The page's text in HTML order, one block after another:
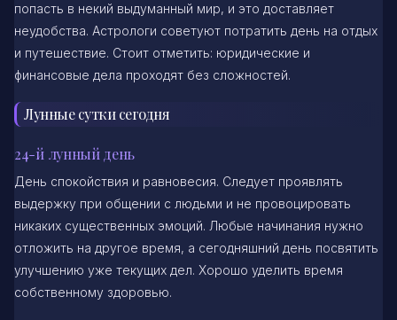
попасть в некий выдуманный мир, и это доставляет
неудобства. Астрологи советуют потратить день на отдых
и путешествие. Стоит отметить: юридические и
финансовые дела проходят без сложностей.
Лунные сутки сегодня
24-й лунный день
День спокойствия и равновесия. Следует проявлять
выдержку при общении с людьми и не провоцировать
никаких существенных эмоций. Любые начинания нужно
отложить на другое время, а сегодняшний день посвятить
улучшению уже текущих дел. Хорошо уделить время
собственному здоровью.